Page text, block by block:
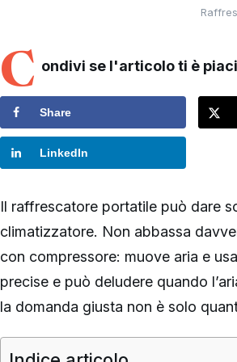
C ondivi se l'articolo ti è
Share
LinkedIn
Il raffrescatore portatile può dare
climatizzatore. Non abbassa
con compressore: muove aria e
precise e può deludere quando
la domanda giusta non è solo